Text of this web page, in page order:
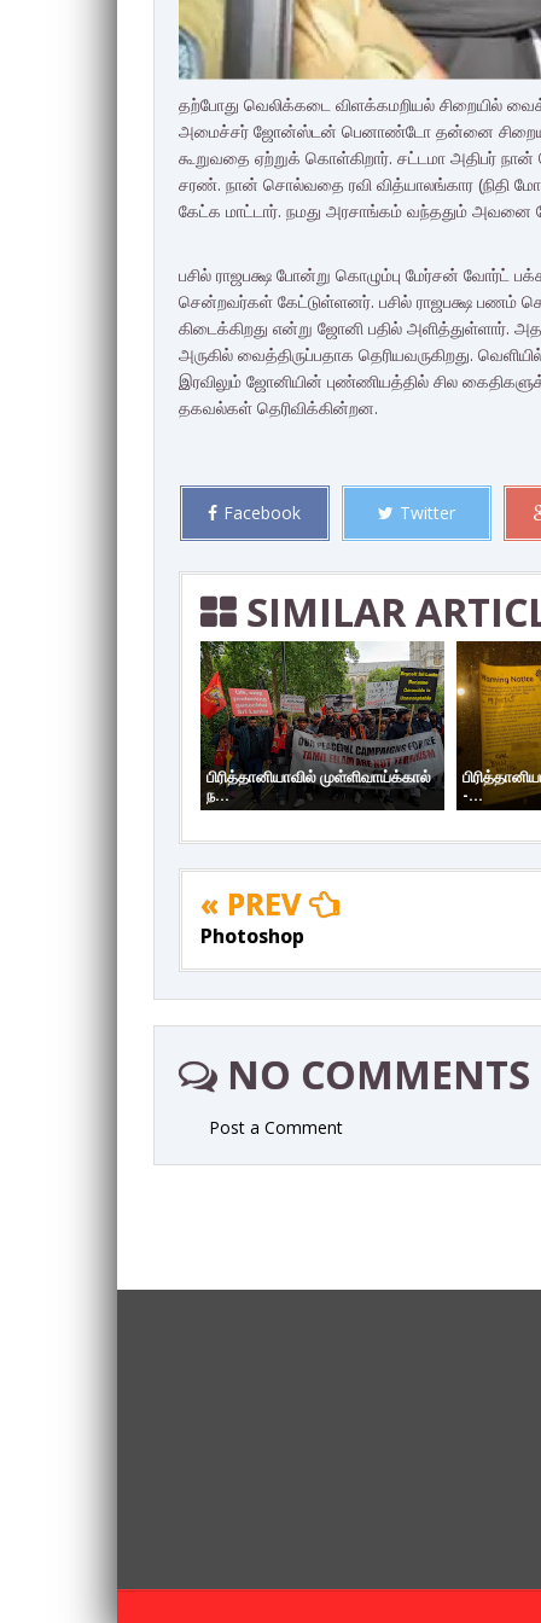
தற்போது வெலிக்கடை விளக்கமறியல் சிறையில்
அமைச்சர் ஜோன்ஸ்டன் பெனாண்டோ தன்னை சிறையில்
கூறுவதை ஏற்றுக் கொள்கிறார். சட்டமா அதிபர்
சரண். நான் சொல்வதை ரவி வித்யாலங்கார (நிதி
கேட்க மாட்டார். நமது அரசாங்கம் வந்ததும் அவனை
பசில் ராஜபக்ஷ போன்று கொழும்பு மேர்சன் வோர்ட்
சென்றவர்கள் கேட்டுள்ளனர். பசில் ராஜபக்ஷ பணம்
கிடைக்கிறது என்று ஜோனி பதில்
அருகில் வைத்திருப்பதாக தெரியவருகிறது.
இரவிலும் ஜோனியின் புண்ணியத்தில் சில
தகவல்கள் தெரிவிக்கின்றன.
Facebook Twitter
SIMILAR
பிரித்தானியாவில் முள்ளிவாய்க்கால்
ந...
-...
« PREV
Photoshop
NO COMMENTS
Post a Comment